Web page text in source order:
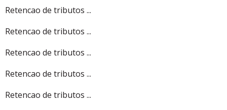
Retencao de tributos ...
Retencao de tributos ...
Retencao de tributos ...
Retencao de tributos ...
Retencao de tributos ...